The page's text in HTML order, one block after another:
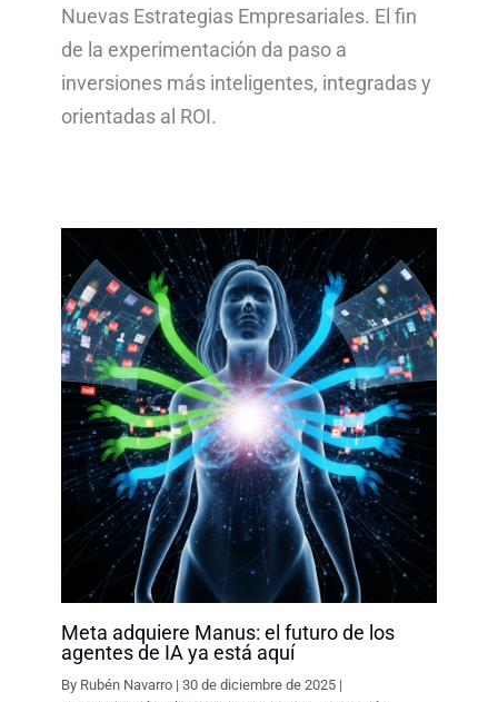
Nuevas Estrategias Empresariales. El fin
de la experimentación da paso a
inversiones más inteligentes, integradas y
orientadas al ROI.
Meta adquiere Manus: el futuro de los
agentes de IA ya está aquí
By Rubén Navarro |30 de diciembre de 2025 |